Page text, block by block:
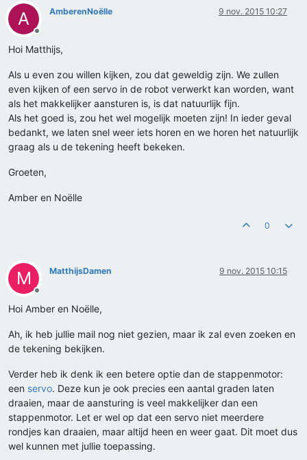
A
Offline
AmberenNoëlle 9 nov. 2015 10:27
Hoi Matthijs,
Als u even zou willen kijken, zou dat geweldig zijn. We zullen
even kijken of een servo in de robot verwerkt kan worden, want
als het makkelijker aansturen is, is dat natuurlijk fijn.
Als het goed is, zou het wel mogelijk moeten zijn! In ieder geval
bedankt, we laten snel weer iets horen en we horen het natuurlijk
graag als u de tekening heeft bekeken.
Groeten,
Amber en Noëlle
0
M
Offline
MatthijsDamen 9 nov. 2015 10:15
Hoi Amber en Noëlle,
Ah, ik heb jullie mail nog niet gezien, maar ik zal even zoeken en
de tekening bekijken.
Verder heb ik denk ik een betere optie dan de stappenmotor:
een servo. Deze kun je ook precies een aantal graden laten
draaien, maar de aansturing is veel makkelijker dan een
stappenmotor. Let er wel op dat een servo niet meerdere
rondjes kan draaien, maar altijd heen en weer gaat. Dit moet dus
wel kunnen met jullie toepassing.